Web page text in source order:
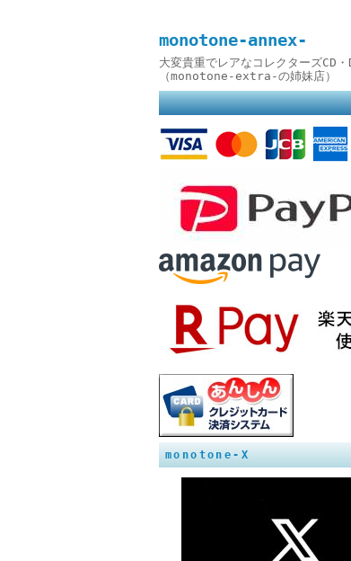
monotone-annex-
大変貴重でレアなコレクターズCD
（monotone-extra-の姉妹店）
monotone-X